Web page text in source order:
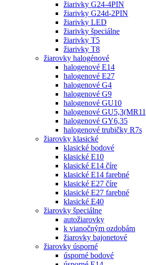
žiarivky G24-4PIN
žiarivky G24d-2PIN
žiarivky LED
žiarivky špeciálne
žiarivky T5
žiarivky T8
žiarovky halogénové
halogenové E14
halogenové E27
halogenové G4
halogenové G9
halogenové GU10
halogenové
halogenové GY6,35
halogenové trubičky R7s
žiarovky klasické
klasické bodové
klasické E10
klasické E14 číre
klasické E14 farebné
klasické E27 číre
klasické E27 farebné
klasické E40
žiarovky špeciálne
autožiarovky
k vianočným ozdobám
žiarovky bajonetové
žiarovky úsporné
úsporné bodové